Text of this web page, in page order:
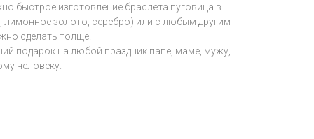
быстрое изготовление браслета пуговица в
лимонное золото, серебро) или с любым другим
сделать толще.
подарок на любой праздник папе, маме, мужу,
человеку.